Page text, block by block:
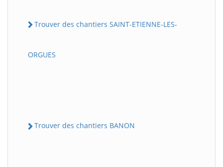
Trouver des chantiers SAINT-ETIENNE-LES-
ORGUES
Trouver des chantiers BANON